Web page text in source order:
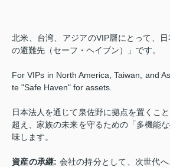
北米、台湾、アジアのVIP層にとって、
の避難先（セーフ・ヘイブン）」です。
For VIPs in North America, Taiwan, and
te "Safe Haven" for assets.
日本法人を通じて泉佐野に拠点を置くこ
超え、家族の未来を守るための「多機能
味します。
資産の承継: 会社の持分として、次世代